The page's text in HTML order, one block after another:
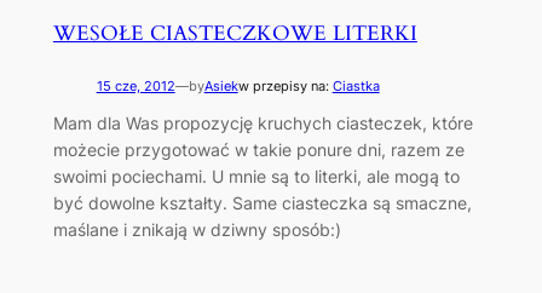
WESOŁE CIASTECZKOWE LITERKI
15 cze, 2012—byAsiekw przepisy na: Ciastka
Mam dla Was propozycję kruchych ciasteczek, które
możecie przygotować w takie ponure dni, razem ze
swoimi pociechami. U mnie są to literki, ale mogą to
być dowolne kształty. Same ciasteczka są smaczne,
maślane i znikają w dziwny sposób:)